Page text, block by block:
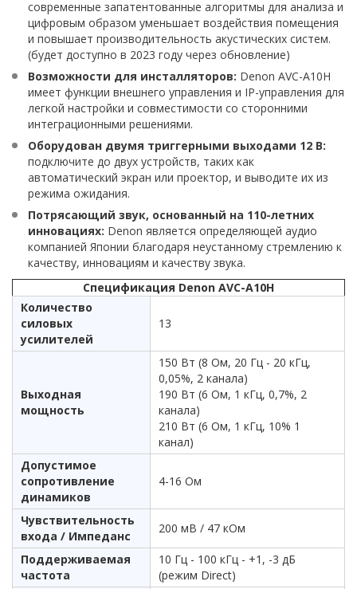
современные запатентованные алгоритмы для анализа и
цифровым образом уменьшает воздействия помещения
и повышает производительность акустических систем.
(будет доступно в 2023 году через обновление)
Возможности для инсталляторов: Denon AVC-A10H
имеет функции внешнего управления и IP-управления для
легкой настройки и совместимости со сторонними
интеграционными решениями.
Оборудован двумя триггерными выходами 12 В:
подключите до двух устройств, таких как
автоматический экран или проектор, и выводите их из
режима ожидания.
Потрясающий звук, основанный на 110-летних
инновациях: Denon является определяющей аудио
компанией Японии благодаря неустанному стремлению к
качеству, инновациям и качеству звука.
Спецификация Denon AVC-A10H
Количество
силовых
усилителей
13
Выходная
мощность
150 Вт (8 Ом, 20 Гц - 20 кГц,
0,05%, 2 канала)
190 Вт (6 Ом, 1 кГц, 0,7%, 2
канала)
210 Вт (6 Ом, 1 кГц, 10% 1
канал)
Допустимое
сопротивление
динамиков
4-16 Ом
Чувствительность
входа / Импеданс
200 мВ / 47 кОм
Поддерживаемая
частота
10 Гц - 100 кГц - +1, -3 дБ
(режим Direct)